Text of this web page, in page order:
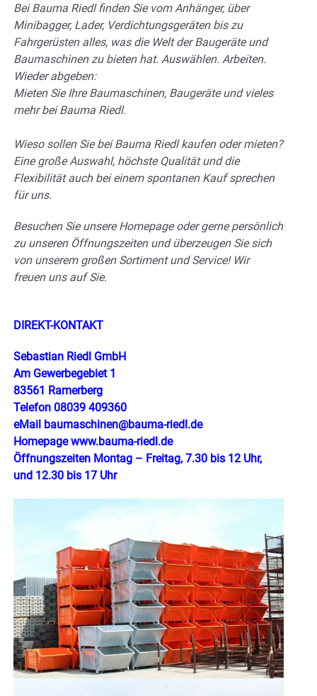
Bei Bauma Riedl finden Sie vom Anhänger, über
Minibagger, Lader, Verdichtungsgeräten bis zu
Fahrgerüsten alles, was die Welt der Baugeräte und
Baumaschinen zu bieten hat. Auswählen. Arbeiten.
Wieder abgeben:
Mieten Sie Ihre Baumaschinen, Baugeräte und vieles
mehr bei Bauma Riedl.
Wieso sollen Sie bei Bauma Riedl kaufen oder mieten?
Eine große Auswahl, höchste Qualität und die
Flexibilität auch bei einem spontanen Kauf sprechen
für uns.
Besuchen Sie unsere Homepage oder gerne persönlich
zu unseren Öffnungszeiten und überzeugen Sie sich
von unserem großen Sortiment und Service! Wir
freuen uns auf Sie.
DIREKT-KONTAKT
Sebastian Riedl GmbH
Am Gewerbegebiet 1
83561 Ramerberg
Telefon 08039 409360
eMail baumaschinen@bauma-riedl.de
Homepage www.bauma-riedl.de
Öffnungszeiten Montag – Freitag, 7.30 bis 12 Uhr,
und 12.30 bis 17 Uhr